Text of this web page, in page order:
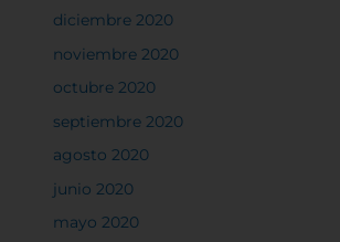
diciembre 2020
noviembre 2020
octubre 2020
septiembre 2020
agosto 2020
junio 2020
mayo 2020